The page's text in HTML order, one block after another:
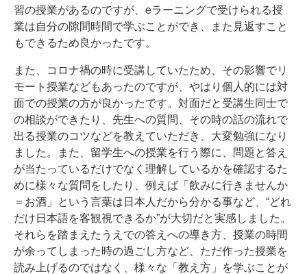
習の授業があるのですが、eラーニングで受けられる授
業は自分の隙間時間で学ぶことができ、また見返すこと
もできるため良かったです。
また、コロナ禍の時に受講していたため、その影響でリ
モート授業などもあったのですが、やはり個人的には対
面での授業の方が良かったです。対面だと受講生同士で
の相談ができたり、先生への質問、その時の話の流れで
出る授業のコツなどを教えていただき、大変勉強になり
ました。また、留学生への授業を行う際に、問題と答え
が当たっているだけでなく理解しているかを確認するた
めに様々な質問をしたり、例えば「飲みに行きませんか
＝お酒」という言葉は日本人だから分かる事など、“どれ
だけ日本語を客観視できるか”が大切だと実感しました。
それらを踏まえたうえでの答えへの導き方、授業の時間
が余ってしまった時の過ごし方など、ただ作った授業を
読み上げるのではなく、様々な「教え方」を学ぶことが